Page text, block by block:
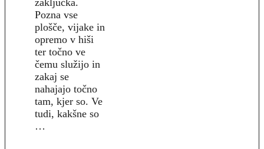
Pozna vse
plošče, vijake in
opremo v hiši
ter točno ve
čemu služijo in
zakaj se
nahajajo točno
tam, kjer so. Ve
tudi, kakšne so
…